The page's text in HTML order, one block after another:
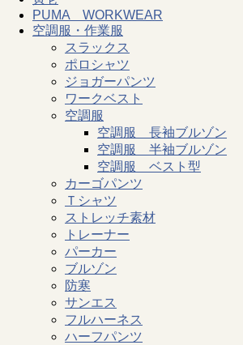
PUMA WORKWEAR
空調服・作業服
スラックス
ポロシャツ
ジョガーパンツ
ワークベスト
空調服
空調服 長袖ブルゾン
空調服 半袖ブルゾン
空調服 ベスト型
カーゴパンツ
Ｔシャツ
ストレッチ素材
トレーナー
パーカー
ブルゾン
防寒
サンエス
フルハーネス
ハーフパンツ